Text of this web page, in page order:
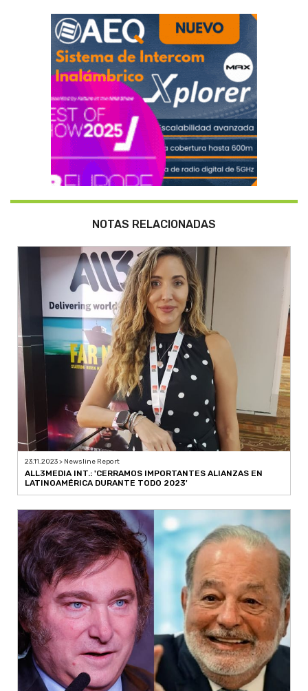
NOTAS RELACIONADAS
23.11.2023 > Newsline Report
ALL3MEDIA INT.: 'CERRAMOS IMPORTANTES ALIANZAS EN
LATINOAMÉRICA DURANTE TODO 2023'